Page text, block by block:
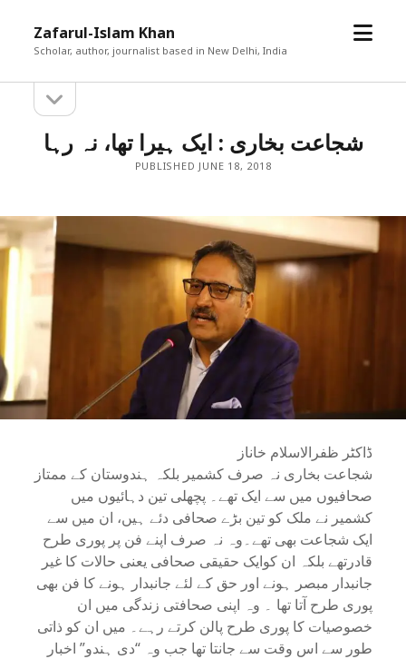
Zafarul-Islam Khan
Scholar, author, journalist based in New Delhi, India
open
Sidebarsidebar
شجاعت بخاری : ایک ہیرا تھا، نہ رہا
PUBLISHED JUNE 18, 2018
ڈاکٹر ظفرالاسلام خاناز
شجاعت بخاری نہ صرف کشمیر بلکہ ہندوستان کے ممتاز
صحافیوں میں سے ایک تھے۔ پچھلی تین دہائیوں میں
کشمیر نے ملک کو تین بڑے صحافی دئے ہیں، ان میں سے
ایک شجاعت بھی تھے۔وہ نہ صرف اپنے فن پر پوری طرح
قادرتھے بلکہ ان کوایک حقیقی صحافی یعنی حالات کا غیر
جانبدار مبصر ہونے اور حق کے لئے جانبدار ہونے کا فن بھی
پوری طرح آتا تھا ۔ وہ اپنی صحافتی زندگی میں ان
خصوصیات کا پوری طرح پالن کرتے رہے۔ میں ان کو ذاتی
طور سے اس وقت سے جانتا تھا جب وہ “دی ہندو” اخبار